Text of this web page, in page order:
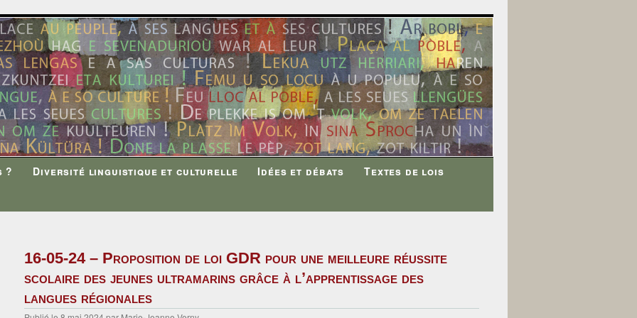
? Diversité linguistique et culturelle Idées et débats
Textes de lois
16-05-24 – Proposition de loi GDR pour une meilleure réussite
scolaire des jeunes ultramarins grâce à l’apprentissage des
langues régionales